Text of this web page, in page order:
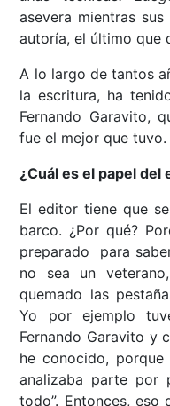
asevera mientras
autoría, el último que
A lo largo de tantos
la escritura, ha
Fernando Garavito,
fue el mejor que tuvo.
¿Cuál es el papel del
El editor tiene que
barco. ¿Por qué?
preparado para
no sea un
quemado las
Yo por ejemplo
Fernando Garavito y
he conocido,
analizaba parte por
todo”. Entonces, eso